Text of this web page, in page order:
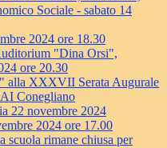
Sociale - sabato 14
2024 ore 18.30
"Dina Orsi",
ore 20.30
alla XXXVII Serata Augurale
Conegliano
22 novembre 2024
2024 ore 17.00
scuola rimane chiusa per